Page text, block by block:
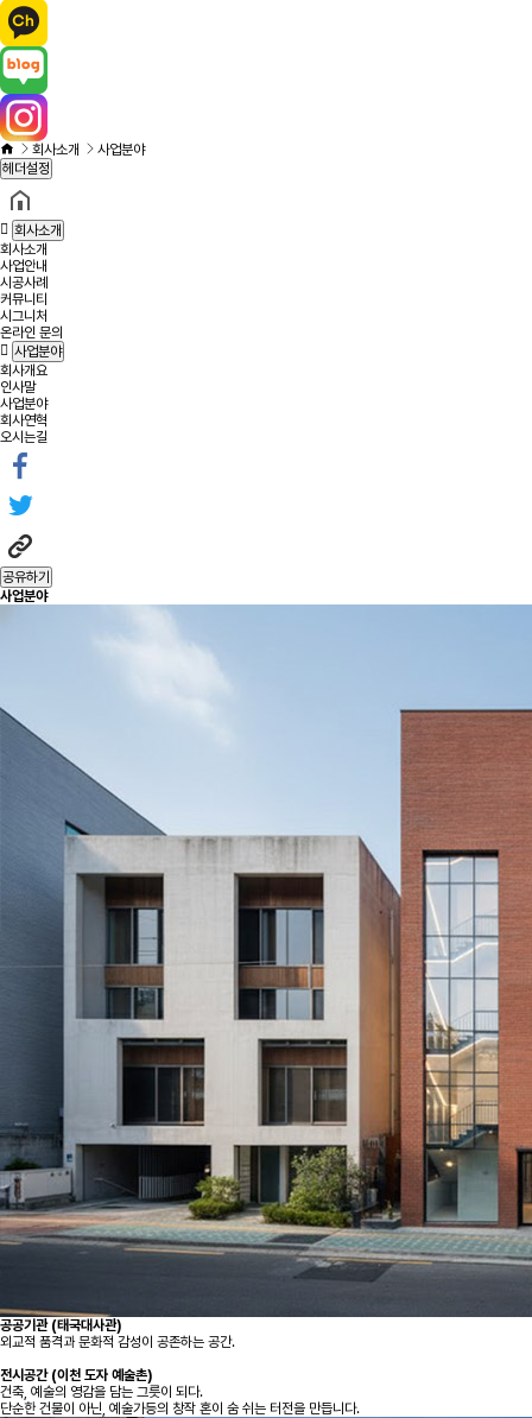
회사소개
사업분야
헤더설정
회사소개
회사소개
사업안내
시공사례
커뮤니티
시그니처
온라인 문의
사업분야
회사개요
인사말
사업분야
회사연혁
오시는길
공유하기
사업분야
공공기관 (태국대사관)
외교적 품격과 문화적 감성이 공존하는 공간.
전시공간 (이천 도자 예술촌)
건축, 예술의 영감을 담는 그릇이 되다.
단순한 건물이 아닌, 예술가등의 창작 혼이 숨 쉬는 터전을 만듭니다.